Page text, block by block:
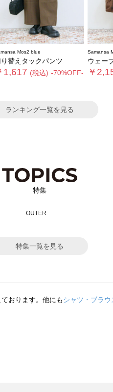
Mos2 blue
替えタックパンツ
1,617 (税込) -70%OFF-
Samansa
ウェー
￥
ランキング一覧を見る
特集
特集一覧を見る
おります。他にもシャツ・ブラウ